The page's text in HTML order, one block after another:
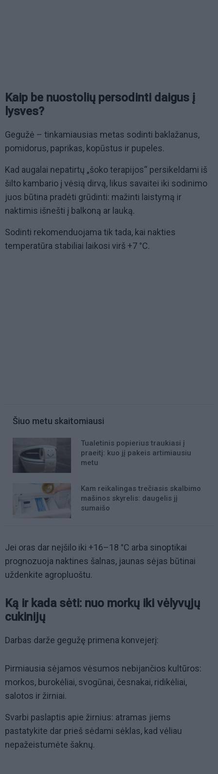
Kaip be nuostolių persodinti daigus į
lysves?
Gegužė – tinkamiausias metas sodinti baklažanus,
pomidorus, paprikas, kopūstus ir pupeles.
Kad augalai nepatirtų „šoko terapijos“ persikeldami iš
šilto kambario į vėsią dirvą, likus savaitei iki sodinimo
juos būtina pradėti grūdinti: mažinti laistymą ir
naktimis išnešti į balkoną ar lauką.
Sodinti rekomenduojama tik tada, kai nakties
temperatūra stabiliai laikosi virš +7 °C.
Šiuo metu skaitomiausi
Tualetinis popierius traukiasi į
praeitį: kuo jį pakeis artimiausiu
metu
Kam reikalingas trečiasis skalbimo
mašinos skyrelis: daugelis jį
sumaišo
Jei oras dar neįšilo iki +16–18 °C arba sinoptikai
prognozuoja naktines šalnas, jaunas sėjas būtinai
uždenkite agropluoštu.
Ką ir kada sėti: nuo morkų iki vėlyvųjų
cukinijų
Darbas darže gegužę primena konvejerį:
Pirmiausia sėjamos vėsumos nebijančios kultūros:
morkos, burokėliai, svogūnai, česnakai, ridikėliai,
salotos ir žirniai.
Svarbi paslaptis apie žirnius: atramas jiems
pastatykite dar prieš sėdami sėklas, kad vėliau
nepažeistumėte šaknų.